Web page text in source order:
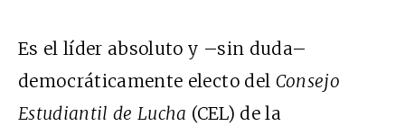
Es el líder absoluto y –sin duda–
democráticamente electo del Consejo
Estudiantil de Lucha (CEL) de la